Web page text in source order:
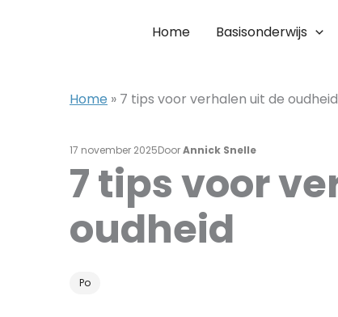
Home Basisonderwijs
Home » 7 tips voor verhalen uit de oudheid
17 november 2025DoorAnnick Snelle
Po
7 tips voor
oudheid